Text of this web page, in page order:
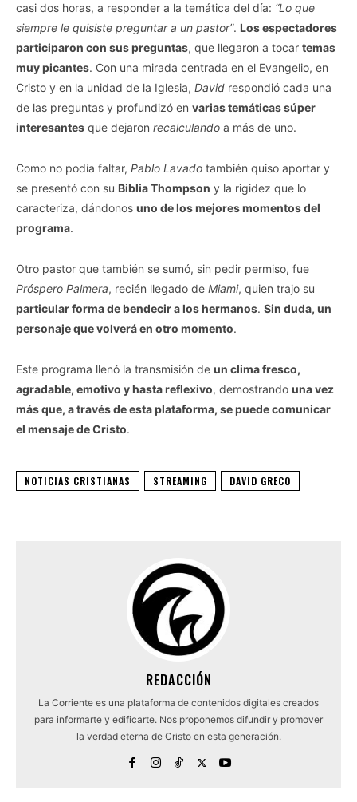
casi dos horas, a responder a la temática del día: “Lo que
siempre le quisiste preguntar a un pastor”. Los espectadores
participaron con sus preguntas, que llegaron a tocar temas
muy picantes. Con una mirada centrada en el Evangelio, en
Cristo y en la unidad de la Iglesia, David respondió cada una
de las preguntas y profundizó en varias temáticas súper
interesantes que dejaron recalculando a más de uno.
Como no podía faltar, Pablo Lavado también quiso aportar y
se presentó con su Biblia Thompson y la rigidez que lo
caracteriza, dándonos uno de los mejores momentos del
programa.
Otro pastor que también se sumó, sin pedir permiso, fue
Próspero Palmera, recién llegado de Miami, quien trajo su
particular forma de bendecir a los hermanos. Sin duda, un
personaje que volverá en otro momento.
Este programa llenó la transmisión de un clima fresco,
agradable, emotivo y hasta reflexivo, demostrando una vez
más que, a través de esta plataforma, se puede comunicar
el mensaje de Cristo.
NOTICIAS CRISTIANAS STREAMING DAVID GRECO
REDACCIÓN
La Corriente es una plataforma de contenidos digitales creados
para informarte y edificarte. Nos proponemos difundir y promover
la verdad eterna de Cristo en esta generación.